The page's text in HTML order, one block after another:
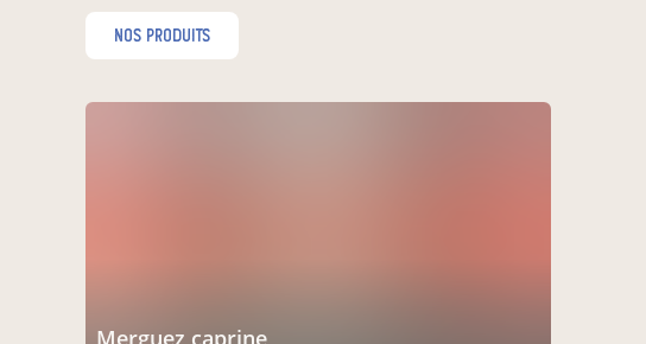
nos produits